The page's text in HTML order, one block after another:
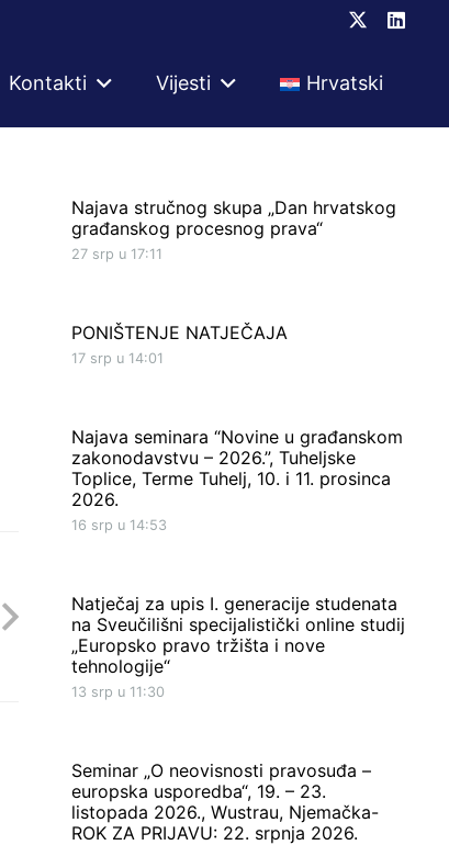
Kontakti Vijesti Hrvatski
Najava stručnog skupa „Dan hrvatskog
građanskog procesnog prava“
27 srp u 17:11
PONIŠTENJE NATJEČAJA
17 srp u 14:01
Najava seminara “Novine u građanskom
zakonodavstvu – 2026.”, Tuheljske
Toplice, Terme Tuhelj, 10. i 11. prosinca
2026.
16 srp u 14:53
Natječaj za upis I. generacije studenata
na Sveučilišni specijalistički online studij
„Europsko pravo tržišta i nove
tehnologije“
13 srp u 11:30
Seminar „O neovisnosti pravosuđa –
europska usporedba“, 19. – 23.
listopada 2026., Wustrau, Njemačka-
ROK ZA PRIJAVU: 22. srpnja 2026.